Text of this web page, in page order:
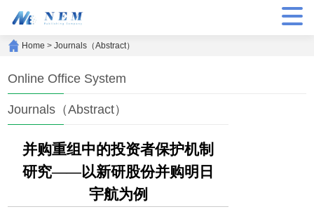
Home >Journals（Abstract）
Online Office System
Journals（Abstract）
并购重组中的投资者保护机制
研究——以新研股份并购明日
宇航为例